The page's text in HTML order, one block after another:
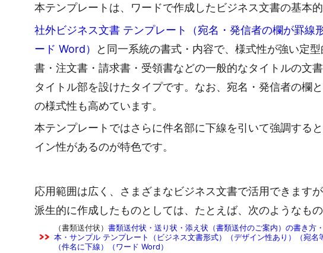
本テンプレートは、ワードで作成したビジネス文書の基本
社外ビジネス文書 テンプレート（宛名・発信者の欄が罫線
ード Word）
と同一系統の書式・内容で、様式性が強い定
書・注文書・請求書・受領書などの一般的なタイトルの文
タイトル部を設けたタイプです。なお、宛名・発信者の欄
の様式性も高めています。
本テンプレートではさらに件名部に下線を引いて強調する
イン性があるのが特色です。
応用範囲は広く、さまざまなビジネス文書で活用できます
派生的に作成したものとしては、たとえば、次のようなもの
（書類送付状）書類送付状・送り状・添え状（書類送付のご案内）の書き
本・サンプル テンプレート（ビジネス文書形式）（デザイン性あり）（宛名
（件名に下線）（ワード Word）